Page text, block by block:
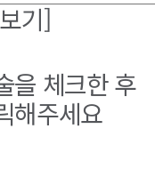
기]
을 체크한 후
해주세요